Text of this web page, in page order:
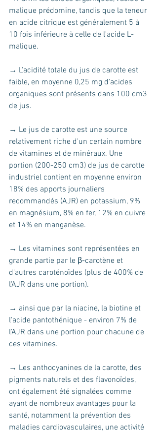
malique prédomine, tandis que la teneur
en acide citrique est généralement 5 à
10 fois inférieure à celle de l'acide L-
malique.
→ L'acidité totale du jus de carotte est
faible, en moyenne 0,25 mg d'acides
organiques sont présents dans 100 cm3
de jus.
→ Le jus de carotte est une source
relativement riche d'un certain nombre
de vitamines et de minéraux. Une
portion (200-250 cm3) de jus de carotte
industriel contient en moyenne environ
18% des apports journaliers
recommandés (AJR) en potassium, 9%
en magnésium, 8% en fer, 12% en cuivre
et 14% en manganèse.
→ Les vitamines sont représentées en
grande partie par le β-carotène et
d'autres caroténoïdes (plus de 400% de
l'AJR dans une portion).
→ ainsi que par la niacine, la biotine et
l'acide pantothénique - environ 7% de
l'AJR dans une portion pour chacune de
ces vitamines.
→ Les anthocyanines de la carotte, des
pigments naturels et des flavonoïdes,
ont également été signalées comme
ayant de nombreux avantages pour la
santé, notamment la prévention des
maladies cardiovasculaires, une activité